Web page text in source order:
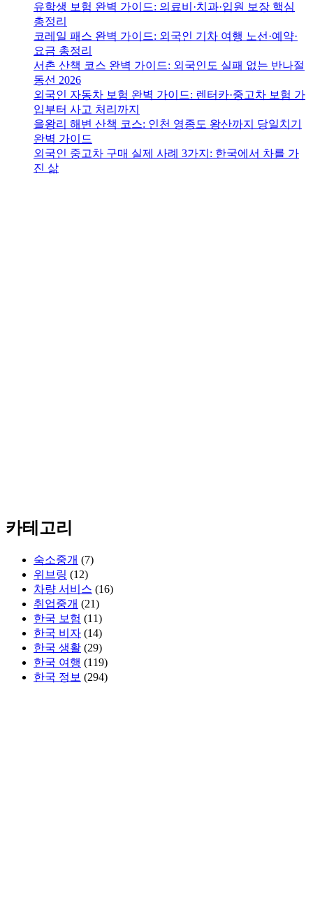
유학생 보험 완벽 가이드: 의료비·치과·입원 보장 핵심
총정리
코레일 패스 완벽 가이드: 외국인 기차 여행 노선·예약·
요금 총정리
서촌 산책 코스 완벽 가이드: 외국인도 실패 없는 반나절
동선 2026
외국인 자동차 보험 완벽 가이드: 렌터카·중고차 보험 가
입부터 사고 처리까지
을왕리 해변 산책 코스: 인천 영종도 왕산까지 당일치기
완벽 가이드
외국인 중고차 구매 실제 사례 3가지: 한국에서 차를 가
진 삶
카테고리
숙소중개 (7)
위브링 (12)
차량 서비스 (16)
취업중개 (21)
한국 보험 (11)
한국 비자 (14)
한국 생활 (29)
한국 여행 (119)
한국 정보 (294)